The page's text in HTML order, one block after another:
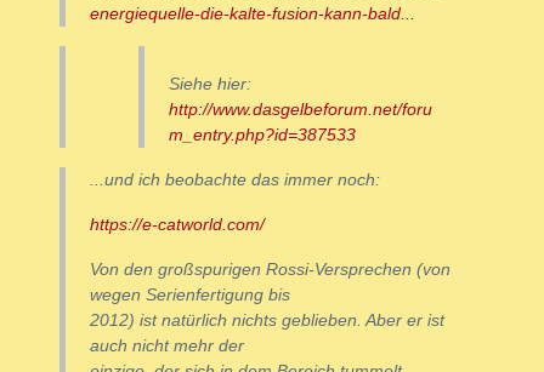
energiequelle-die-kalte-fusion-kann-bald...
Siehe hier:
http://www.dasgelbeforum.net/foru
m_entry.php?id=387533
...und ich beobachte das immer noch:
https://e-catworld.com/
Von den großspurigen Rossi-Versprechen (von
wegen Serienfertigung bis
2012) ist natürlich nichts geblieben. Aber er ist
auch nicht mehr der